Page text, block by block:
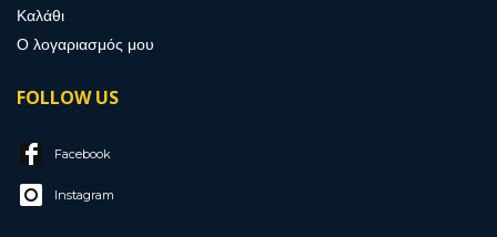
Καλάθι
Ο λογαριασμός μου
FOLLOW US
Facebook
Instagram